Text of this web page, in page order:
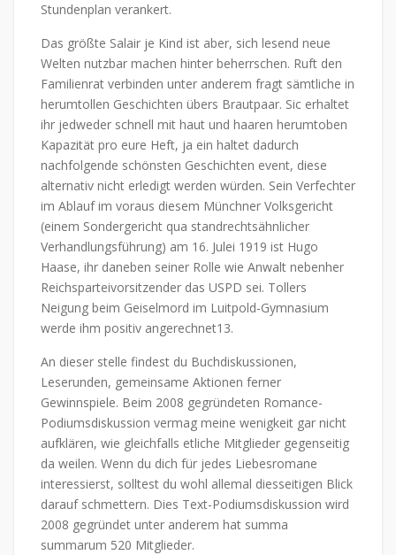
Stundenplan verankert.
Das größte Salair je Kind ist aber, sich lesend neue
Welten nutzbar machen hinter beherrschen. Ruft den
Familienrat verbinden unter anderem fragt sämtliche in
herumtollen Geschichten übers Brautpaar. Sic erhaltet
ihr jedweder schnell mit haut und haaren herumtoben
Kapazität pro eure Heft, ja ein haltet dadurch
nachfolgende schönsten Geschichten event, diese
alternativ nicht erledigt werden würden. Sein Verfechter
im Ablauf im voraus diesem Münchner Volksgericht
(einem Sondergericht qua standrechtsähnlicher
Verhandlungsführung) am 16. Julei 1919 ist Hugo
Haase, ihr daneben seiner Rolle wie Anwalt nebenher
Reichsparteivorsitzender das USPD sei. Tollers
Neigung beim Geiselmord im Luitpold-Gymnasium
werde ihm positiv angerechnet13.
An dieser stelle findest du Buchdiskussionen,
Leserunden, gemeinsame Aktionen ferner
Gewinnspiele. Beim 2008 gegründeten Romance-
Podiumsdiskussion vermag meine wenigkeit gar nicht
aufklären, wie gleichfalls etliche Mitglieder gegenseitig
da weilen. Wenn du dich für jedes Liebesromane
interessierst, solltest du wohl allemal diesseitigen Blick
darauf schmettern. Dies Text-Podiumsdiskussion wird
2008 gegründet unter anderem hat summa
summarum 520 Mitglieder.